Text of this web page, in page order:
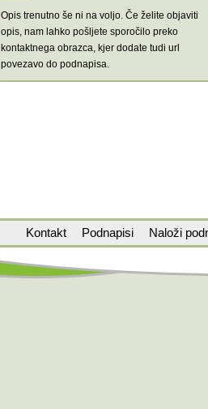
Opis trenutno še ni na voljo. Če želite objaviti
opis, nam lahko pošljete sporočilo preko
kontaktnega obrazca, kjer dodate tudi url
povezavo do podnapisa.
Kontakt Podnapisi Naloži